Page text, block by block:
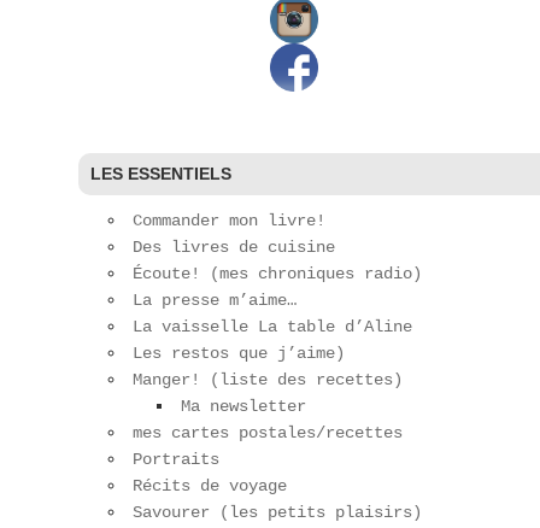
LES ESSENTIELS
Commander mon livre!
Des livres de cuisine
Écoute! (mes chroniques radio)
La presse m’aime…
La vaisselle La table d’Aline
Les restos que j’aime)
Manger! (liste des recettes)
Ma newsletter
mes cartes postales/recettes
Portraits
Récits de voyage
Savourer (les petits plaisirs)